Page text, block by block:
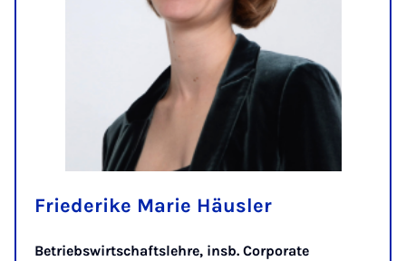
Friederike Marie Häusler
Betriebswirtschaftslehre, insb. Corporate